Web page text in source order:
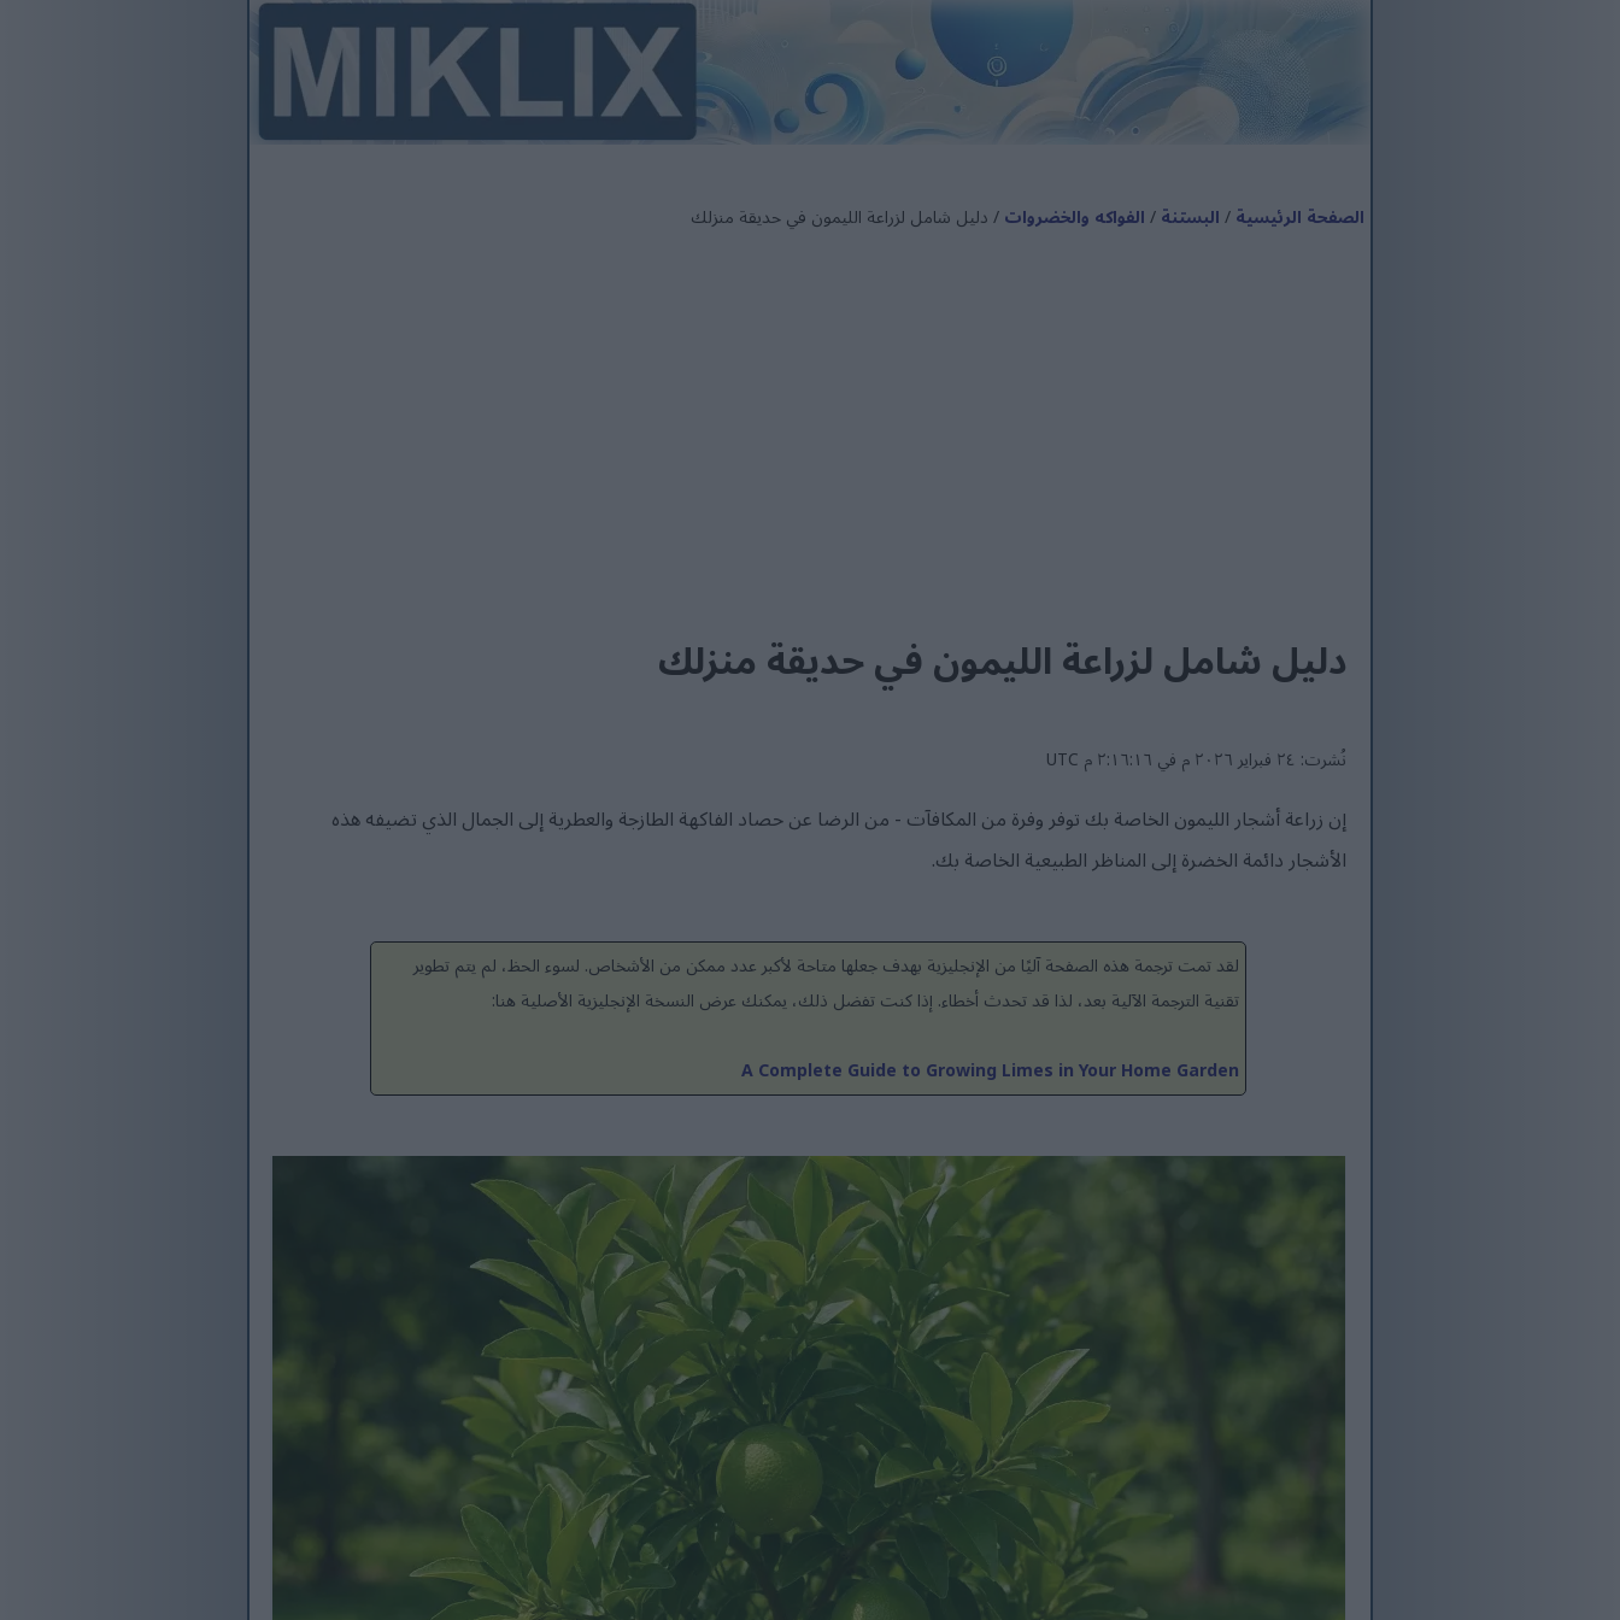
الصفحة الرئيسية/البستنة/الفواكه والخضروات/ دليل شامل لزراعة الليمون في حديقة منزلك
دليل شامل لزراعة الليمون في حديقة منزلك
نُشرت: ٢٤ فبراير ٢٠٢٦ م في ٢:١٦:١٦ م UTC
إن زراعة أشجار الليمون الخاصة بك توفر وفرة من المكافآت - من الرضا عن حصاد الفاكهة الطازجة والعطرية إلى الجمال الذي تضيفه هذه
الأشجار دائمة الخضرة إلى المناظر الطبيعية الخاصة بك.
لقد تمت ترجمة هذه الصفحة آليًا من الإنجليزية بهدف جعلها متاحة لأكبر عدد ممكن من الأشخاص. لسوء الحظ، لم يتم تطوير
تقنية الترجمة الآلية بعد، لذا قد تحدث أخطاء. إذا كنت تفضل ذلك، يمكنك عرض النسخة الإنجليزية الأصلية هنا:
A Complete Guide to Growing Limes in Your Home Garden